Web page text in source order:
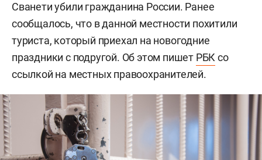
Сванети убили гражданина России. Ранее
сообщалось, что в данной местности похитили
туриста, который приехал на новогодние
праздники с подругой. Об этом пишет РБК со
ссылкой на местных правоохранителей.